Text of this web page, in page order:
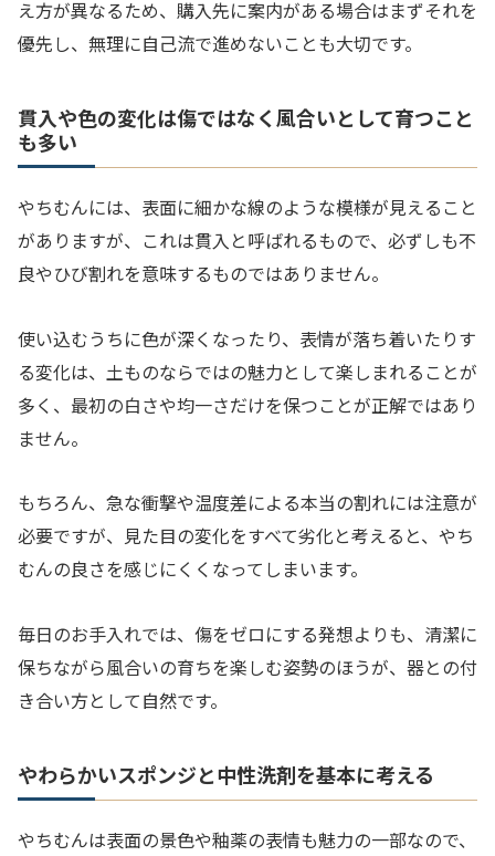
え方が異なるため、購入先に案内がある場合はまずそれを
優先し、無理に自己流で進めないことも大切です。
貫入や色の変化は傷ではなく風合いとして育つこと
も多い
やちむんには、表面に細かな線のような模様が見えること
がありますが、これは貫入と呼ばれるもので、必ずしも不
良やひび割れを意味するものではありません。
使い込むうちに色が深くなったり、表情が落ち着いたりす
る変化は、土ものならではの魅力として楽しまれることが
多く、最初の白さや均一さだけを保つことが正解ではあり
ません。
もちろん、急な衝撃や温度差による本当の割れには注意が
必要ですが、見た目の変化をすべて劣化と考えると、やち
むんの良さを感じにくくなってしまいます。
毎日のお手入れでは、傷をゼロにする発想よりも、清潔に
保ちながら風合いの育ちを楽しむ姿勢のほうが、器との付
き合い方として自然です。
やわらかいスポンジと中性洗剤を基本に考える
やちむんは表面の景色や釉薬の表情も魅力の一部なので、